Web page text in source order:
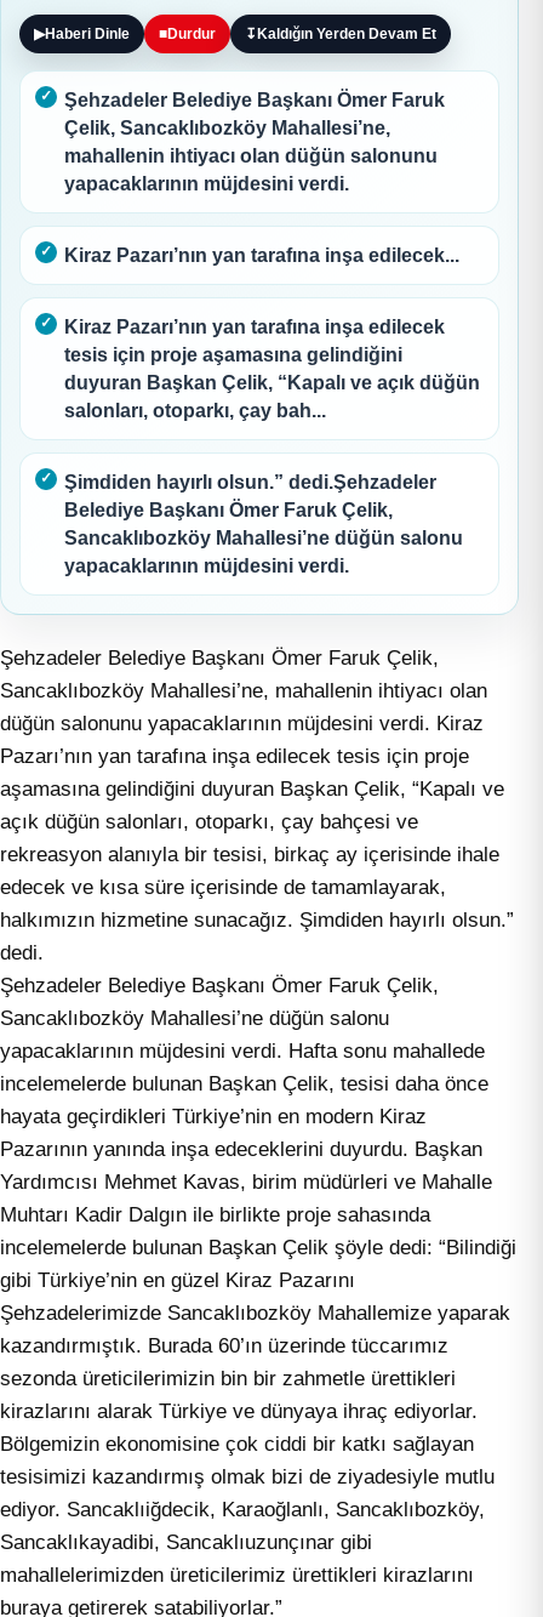
▶Haberi Dinle ■Durdur ↧Kaldığın Yerden Devam Et
Şehzadeler Belediye Başkanı Ömer Faruk
Çelik, Sancaklıbozköy Mahallesi’ne,
mahallenin ihtiyacı olan düğün salonunu
yapacaklarının müjdesini verdi.
Kiraz Pazarı’nın yan tarafına inşa edilecek...
Kiraz Pazarı’nın yan tarafına inşa edilecek
tesis için proje aşamasına gelindiğini
duyuran Başkan Çelik, “Kapalı ve açık düğün
salonları, otoparkı, çay bah...
Şimdiden hayırlı olsun.” dedi.Şehzadeler
Belediye Başkanı Ömer Faruk Çelik,
Sancaklıbozköy Mahallesi’ne düğün salonu
yapacaklarının müjdesini verdi.
Şehzadeler Belediye Başkanı Ömer Faruk Çelik,
Sancaklıbozköy Mahallesi’ne, mahallenin ihtiyacı olan
düğün salonunu yapacaklarının müjdesini verdi. Kiraz
Pazarı’nın yan tarafına inşa edilecek tesis için proje
aşamasına gelindiğini duyuran Başkan Çelik, “Kapalı ve
açık düğün salonları, otoparkı, çay bahçesi ve
rekreasyon alanıyla bir tesisi, birkaç ay içerisinde ihale
edecek ve kısa süre içerisinde de tamamlayarak,
halkımızın hizmetine sunacağız. Şimdiden hayırlı olsun.”
dedi.
Şehzadeler Belediye Başkanı Ömer Faruk Çelik,
Sancaklıbozköy Mahallesi’ne düğün salonu
yapacaklarının müjdesini verdi. Hafta sonu mahallede
incelemelerde bulunan Başkan Çelik, tesisi daha önce
hayata geçirdikleri Türkiye’nin en modern Kiraz
Pazarının yanında inşa edeceklerini duyurdu. Başkan
Yardımcısı Mehmet Kavas, birim müdürleri ve Mahalle
Muhtarı Kadir Dalgın ile birlikte proje sahasında
incelemelerde bulunan Başkan Çelik şöyle dedi: “Bilindiği
gibi Türkiye’nin en güzel Kiraz Pazarını
Şehzadelerimizde Sancaklıbozköy Mahallemize yaparak
kazandırmıştık. Burada 60’ın üzerinde tüccarımız
sezonda üreticilerimizin bin bir zahmetle ürettikleri
kirazlarını alarak Türkiye ve dünyaya ihraç ediyorlar.
Bölgemizin ekonomisine çok ciddi bir katkı sağlayan
tesisimizi kazandırmış olmak bizi de ziyadesiyle mutlu
ediyor. Sancaklıiğdecik, Karaoğlanlı, Sancaklıbozköy,
Sancaklıkayadibi, Sancaklıuzunçınar gibi
mahallelerimizden üreticilerimiz ürettikleri kirazlarını
buraya getirerek satabiliyorlar.”